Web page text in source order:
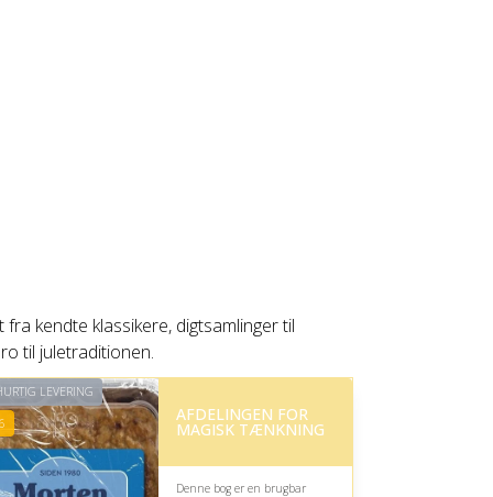
kendte klassikere, digtsamlinger til
til juletraditionen.
LEVERING
AFDELINGEN FOR
MAGISK TÆNKNING
Denne bog er en brugbar